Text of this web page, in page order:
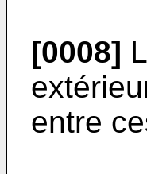
[0008]
entre